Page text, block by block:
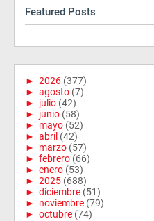
Featured Posts
► 2026 (377)
► agosto (7)
► julio (42)
► junio (58)
► mayo (52)
► abril (42)
► marzo (57)
► febrero (66)
► enero (53)
► 2025 (688)
► diciembre (51)
► noviembre (79)
► octubre (74)